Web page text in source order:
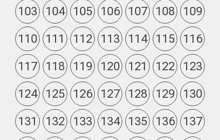
103
104 105 106 107 108
109
110
111 112 113 114 115
116
117
118 119 120 121 122
123
124
125 126 127 128 129
130
131
132 133 134 135 136
137